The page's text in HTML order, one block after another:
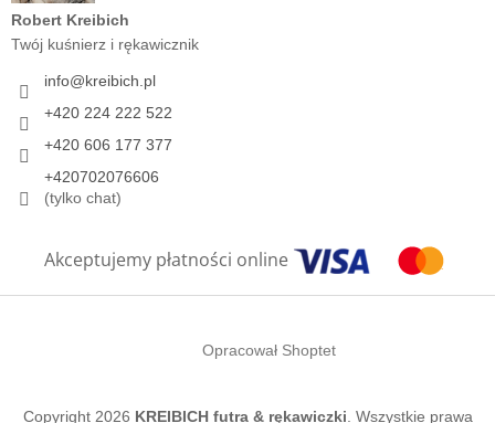
Robert Kreibich
Twój kuśnierz i rękawicznik
info@kreibich.pl
+420 224 222 522
+420 606 177 377
+420702076606
(tylko chat)
Akceptujemy płatności online
Opracował Shoptet
Copyright 2026 KREIBICH futra & rękawiczki . Wszystkie prawa